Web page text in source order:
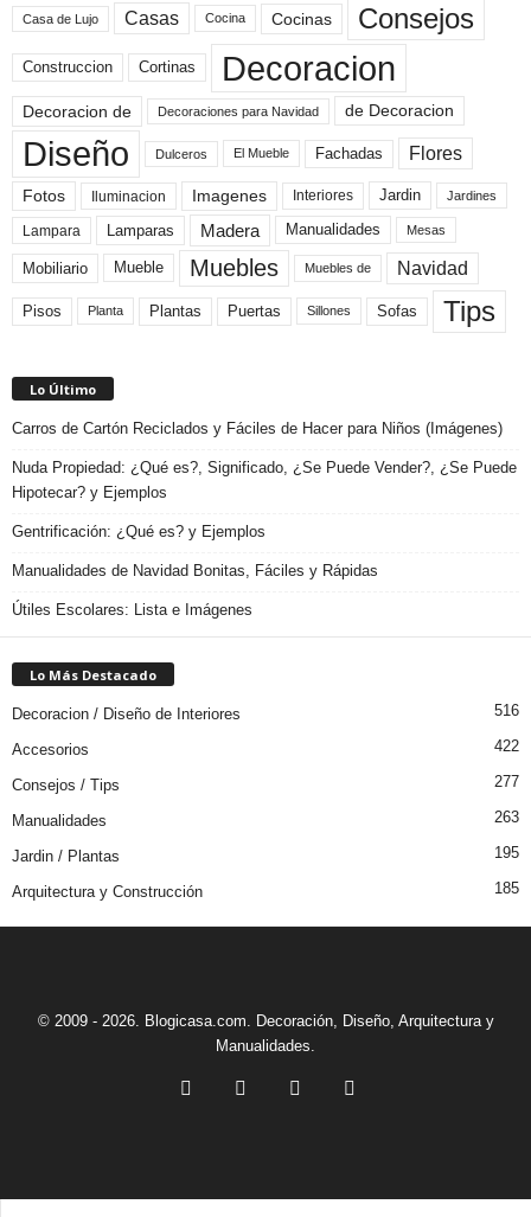
Casa de Lujo Casas Cocina Cocinas Consejos
Construccion Cortinas Decoracion
Decoracion de Decoraciones para Navidad de Decoracion
Diseño Dulceros El Mueble Fachadas Flores
Fotos Iluminacion Imagenes Interiores Jardin Jardines
Lampara Lamparas Madera Manualidades Mesas
Mobiliario Mueble Muebles Muebles de Navidad
Pisos Planta Plantas Puertas Sillones Sofas Tips
Lo Último
Carros de Cartón Reciclados y Fáciles de Hacer para Niños (Imágenes)
Nuda Propiedad: ¿Qué es?, Significado, ¿Se Puede Vender?, ¿Se Puede
Hipotecar? y Ejemplos
Gentrificación: ¿Qué es? y Ejemplos
Manualidades de Navidad Bonitas, Fáciles y Rápidas
Útiles Escolares: Lista e Imágenes
Lo Más Destacado
Decoracion / Diseño de Interiores 516
Accesorios 422
Consejos / Tips 277
Manualidades 263
Jardin / Plantas 195
Arquitectura y Construcción 185
© 2009 - 2026. Blogicasa.com. Decoración, Diseño, Arquitectura y
Manualidades.